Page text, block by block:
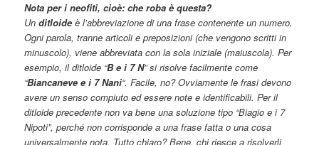
Nota per i neofiti, cioè: che roba è questa?
Unditloide è l’abbreviazione di una frase contenente un numero.
Ogni parola, tranne articoli e preposizioni (che vengono scritti in
minuscolo), viene abbreviata con la sola iniziale (maiuscola). Per
esempio, il ditloide “B e i 7 N” si risolve facilmente come
“Biancaneve e i 7 Nani“. Facile, no? Ovviamente le frasi devono
avere un senso compiuto ed essere note e identificabili. Per il
ditloide precedente non va bene una soluzione tipo “Biagio e i 7
Nipoti”, perché non corrisponde a una frase fatta o una cosa
universalmente nota. Tutto chiaro? Bene, chi riesce a risolverli